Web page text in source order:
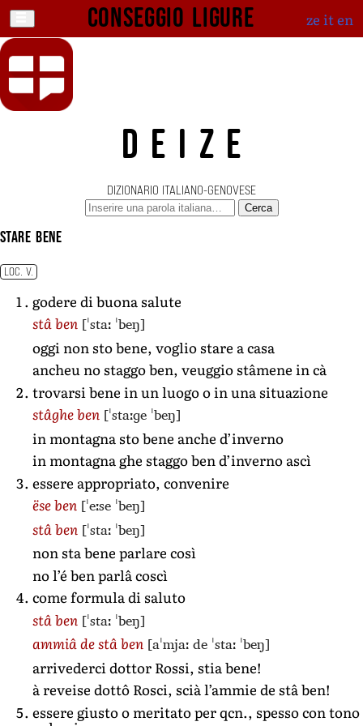
Conseggio ligure ze iten
DEIZE
DIZIONARIO ITALIANO-GENOVESE
Cerca
stare bene
LOC. V.
godere di buona salute
stâ ben [ˈstaː ˈbeŋ]
oggi non sto bene, voglio stare a casa
ancheu no staggo ben, veuggio stâmene in cà
trovarsi bene in un luogo o in una situazione
stâghe ben [ˈstaːɡe ˈbeŋ]
in montagna sto bene anche d’inverno
in montagna ghe staggo ben d’inverno ascì
essere appropriato, convenire
ëse ben [ˈeːse ˈbeŋ]
stâ ben [ˈstaː ˈbeŋ]
non sta bene parlare così
no l’é ben parlâ coscì
come formula di saluto
stâ ben [ˈstaː ˈbeŋ]
ammiâ de stâ ben [aˈmjaː de ˈstaː ˈbeŋ]
arrivederci dottor Rossi, stia bene!
à reveise dottô Rosci, scià l’ammie de stâ ben!
essere giusto o meritato per qcn., spesso con tono